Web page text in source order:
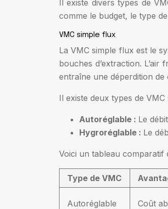
Il existe divers types de
comme le budget, le type
VMC simple flux
La VMC simple flux est le
bouches d’extraction.
entraîne une déperdition
Il existe deux types de
Autoréglable : Le
Hygroréglable : Le
Voici un tableau comparatif
Type de VMC
Autoréglable Coût